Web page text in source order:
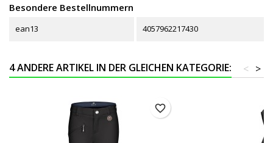
Besondere Bestellnummern
ean13 4057962217430
4 ANDERE ARTIKEL IN DER GLEICHEN KATEGORIE: >
<
favorite_border